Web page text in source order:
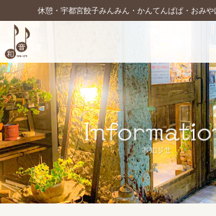
休憩・宇都宮餃子みんみん・かんてんぱぱ・おみ